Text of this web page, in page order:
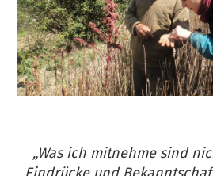
„Was ich mitnehme sind